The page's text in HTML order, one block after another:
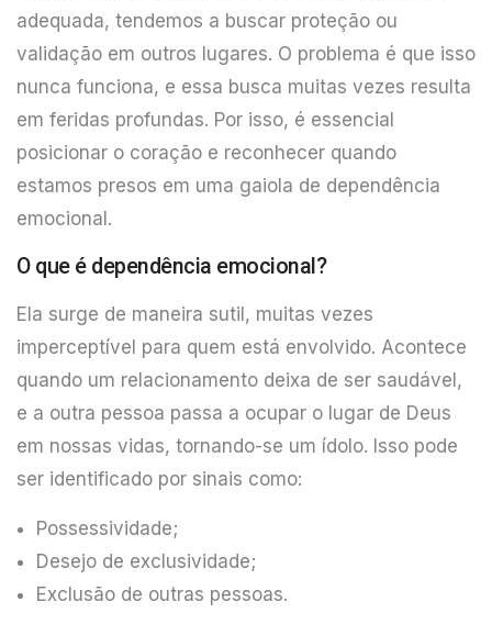
adequada, tendemos a buscar proteção ou
validação em outros lugares. O problema é que isso
nunca funciona, e essa busca muitas vezes resulta
em feridas profundas. Por isso, é essencial
posicionar o coração e reconhecer quando
estamos presos em uma gaiola de dependência
emocional.
O que é dependência emocional?
Ela surge de maneira sutil, muitas vezes
imperceptível para quem está envolvido. Acontece
quando um relacionamento deixa de ser saudável,
e a outra pessoa passa a ocupar o lugar de Deus
em nossas vidas, tornando-se um ídolo. Isso pode
ser identificado por sinais como:
Possessividade;
Desejo de exclusividade;
Exclusão de outras pessoas.